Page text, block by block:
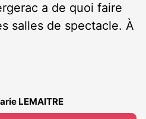
a de quoi faire
salles de spectacle. À
LEMAITRE